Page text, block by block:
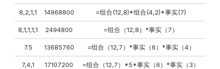
8,2,1,1 14968800 =组合(12,8)*组合(4,2)*事实(7)
8,1,1,1,1 2494800 =组合（12,8）*事实（7）
7.5 13685760 =组合（12,7）*事实（6）*事实（4）
7,4,1 17107200 =组合（12,7）*5*事实（6）*事实（3）